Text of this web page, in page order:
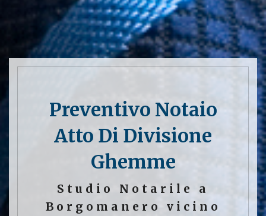
Preventivo Notaio
Atto Di Divisione
Ghemme
Studio Notarile a
Borgomanero vicino